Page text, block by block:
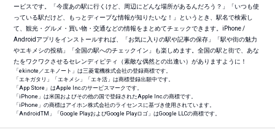
ービスです。「今度あの駅に行くけど、周辺にどんな場所があるんだろう？」「いつも使
っている駅だけど、もっとディープな情報が知りたいな！」というとき、駅名で検索し
て、観光・グルメ・買い物・交通などの情報をまとめてチェックできます。iPhone /
Androidアプリをインストールすれば、「お気に入りの駅や記事の保存」「駅や街の魅力
やエキメシの投稿」「全国の駅へのチェックイン」も楽しめます。全国の駅と街で、あな
たをワクワクさせるセレンディピティ（素敵な偶然との出逢い）がありますように！
「ekinote／エキノート」は三菱電機株式会社の登録商標です。
「エキガタリ」「エキメシ」「エキ活」は商標登録出願中です。
「App Store」はApple Inc.のサービスマークです。
「iPhone」は米国およびその他の国で登録されたApple Inc.の商標です。
「iPhone」の商標はアイホン株式会社のライセンスに基づき使用されています。
「AndroidTM 」「Google PlayおよびGoogle Playロゴ」はGoogle LLCの商標です。